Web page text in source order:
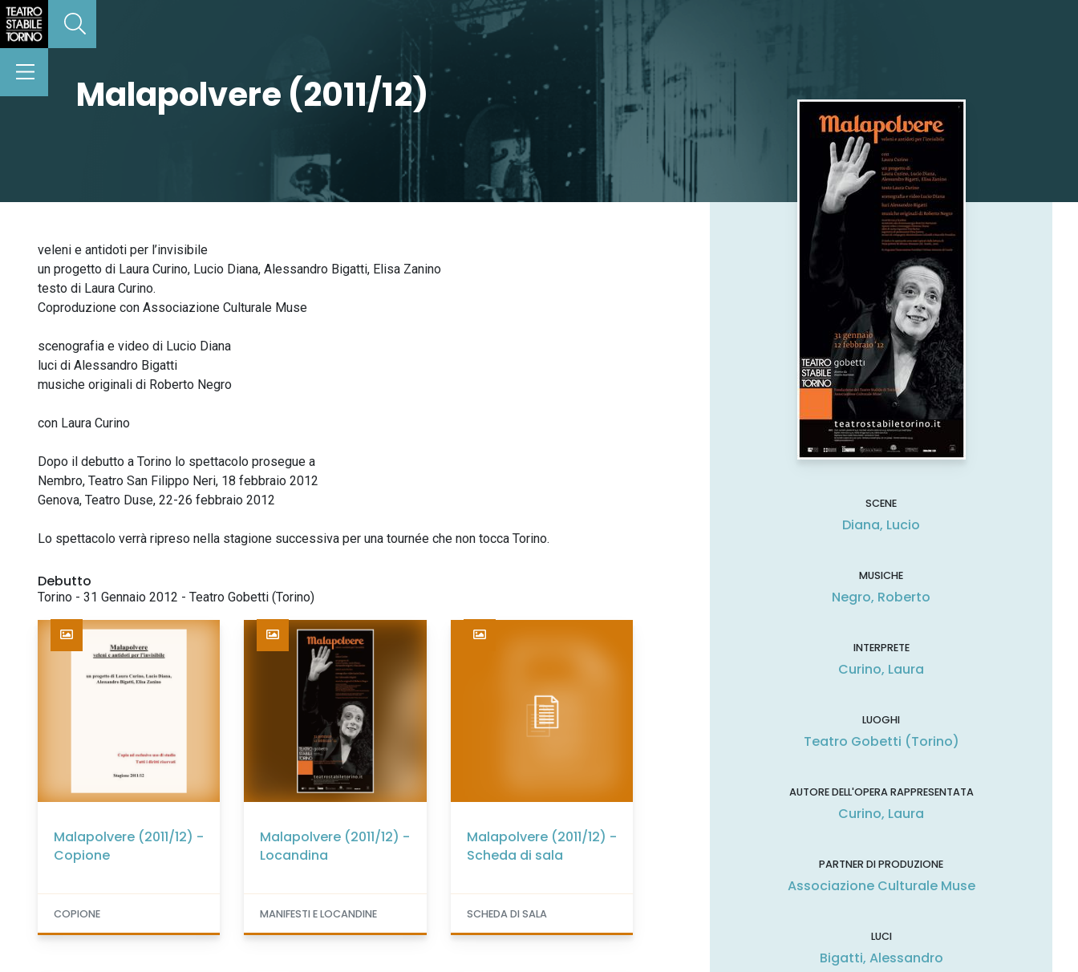
Malapolvere (2011/12)
veleni e antidoti per l’invisibile
un progetto di Laura Curino, Lucio Diana, Alessandro Bigatti, Elisa Zanino
testo di Laura Curino.
Coproduzione con Associazione Culturale Muse
scenografia e video di Lucio Diana
luci di Alessandro Bigatti
musiche originali di Roberto Negro
con Laura Curino
Dopo il debutto a Torino lo spettacolo prosegue a
Nembro, Teatro San Filippo Neri, 18 febbraio 2012
Genova, Teatro Duse, 22-26 febbraio 2012
Lo spettacolo verrà ripreso nella stagione successiva per una tournée che non tocca Torino.
Debutto
Torino - 31 Gennaio 2012 - Teatro Gobetti (Torino)
Malapolvere (2011/12) -
Copione
COPIONE
Malapolvere (2011/12) -
Locandina
MANIFESTI E LOCANDINE
Malapolvere (2011/12) -
Scheda di sala
SCHEDA DI SALA
SCENE
Diana, Lucio
MUSICHE
Negro, Roberto
INTERPRETE
Curino, Laura
LUOGHI
Teatro Gobetti (Torino)
AUTORE DELL'OPERA RAPPRESENTATA
Curino, Laura
PARTNER DI PRODUZIONE
Associazione Culturale Muse
LUCI
Bigatti, Alessandro